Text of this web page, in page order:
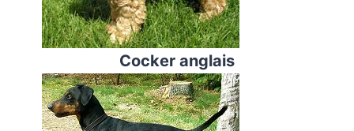
Cocker anglais